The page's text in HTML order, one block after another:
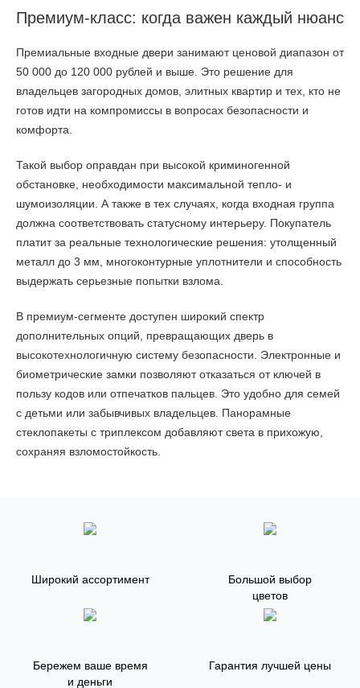
Премиум-класс: когда важен каждый нюанс
Премиальные входные двери занимают ценовой диапазон от
50 000 до 120 000 рублей и выше. Это решение для
владельцев загородных домов, элитных квартир и тех, кто не
готов идти на компромиссы в вопросах безопасности и
комфорта.
Такой выбор оправдан при высокой криминогенной
обстановке, необходимости максимальной тепло- и
шумоизоляции. А также в тех случаях, когда входная группа
должна соответствовать статусному интерьеру. Покупатель
платит за реальные технологические решения: утолщенный
металл до 3 мм, многоконтурные уплотнители и способность
выдержать серьезные попытки взлома.
В премиум-сегменте доступен широкий спектр
дополнительных опций, превращающих дверь в
высокотехнологичную систему безопасности. Электронные и
биометрические замки позволяют отказаться от ключей в
пользу кодов или отпечатков пальцев. Это удобно для семей
с детьми или забывчивых владельцев. Панорамные
стеклопакеты с триплексом добавляют света в прихожую,
сохраняя взломостойкость.
Широкий ассортимент
Большой выбор
цветов
Бережем ваше время
и деньги
Гарантия лучшей цены